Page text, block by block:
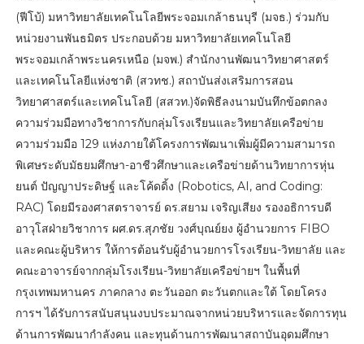
(ฟีโบ้) มหาวิทยาลัยเทคโนโลยีพระจอมเกล้าธนบุรี (มจธ.) ร่วมกับ
หน่วยงานพันธมิตร ประกอบด้วย มหาวิทยาลัยเทคโนโลยี
พระจอมเกล้าพระนครเหนือ (มจพ.) สำนักงานพัฒนาวิทยาศาสตร์
และเทคโนโลยีแห่งชาติ (สวทช.) สถาบันส่งเสริมการสอน
วิทยาศาสตร์และเทคโนโลยี (สสวท.)จัดพิธีลงนามบันทึกข้อตกลง
ความร่วมมือทางวิชาการกับกลุ่มโรงเรียนและวิทยาลัยเครือข่าย
ความร่วมมือ 129 แห่งภายใต้โครงการพัฒนาเพิ่มผู้มีความสามารถ
พิเศษระดับมัธยมศึกษา-อาชีวศึกษาและเครือข่ายด้านวิทยาการหุ่น
ยนต์ ปัญญาประดิษฐ์ และโค้ดดิ้ง (Robotics, AI, and Coding:
RAC) โดยมีรองศาสตราจารย์ ดร.สยาม เจริญเสียง รองอธิการบดี
อาวุโสฝ่ายวิชาการ ผศ.ดร.สุภชัย วงศ์บุณย์ยง ผู้อำนวยการ FIBO
และคณะผู้บริหาร ให้การต้อนรับผู้อำนวยการโรงเรียน-วิทยาลัย และ
คณะอาจารย์จากกลุ่มโรงเรียน-วิทยาลัยเครือข่ายฯ ในพื้นที่
กรุงเทพมหานคร ภาคกลาง ตะวันออก ตะวันตกและใต้ โดยโครง
การฯ ได้รับการสนับสนุนงบประมาณจากหน่วยบริหารและจัดการทุน
ด้านการพัฒนากำลังคน และทุนด้านการพัฒนาสถาบันอุดมศึกษา